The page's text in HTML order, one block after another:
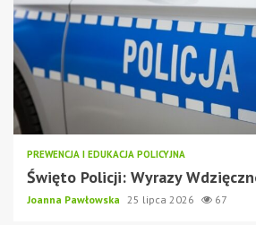
PREWENCJA I EDUKACJA POLICYJNA
Święto Policji: Wyrazy
Joanna Pawłowska 25 lipca 2026 67